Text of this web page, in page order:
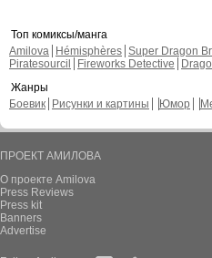
Топ комиксы/манга
Amilova
Hémisphères Super Dragon
Piratesourcil
Fireworks Detective
Жанры
Боевик
Рисунки и картины Юмор
ПРОЕКТ АМИЛОВА
О проекте Amilova
Press Reviews
Press kit
Banners
Advertise